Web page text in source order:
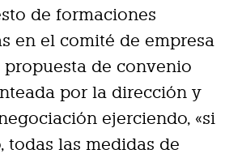
de formaciones
en el comité de empresa
propuesta de convenio
por la dirección y
ión ejerciendo, «si
todas las medidas de